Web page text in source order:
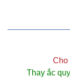
Cho
Thay ắc